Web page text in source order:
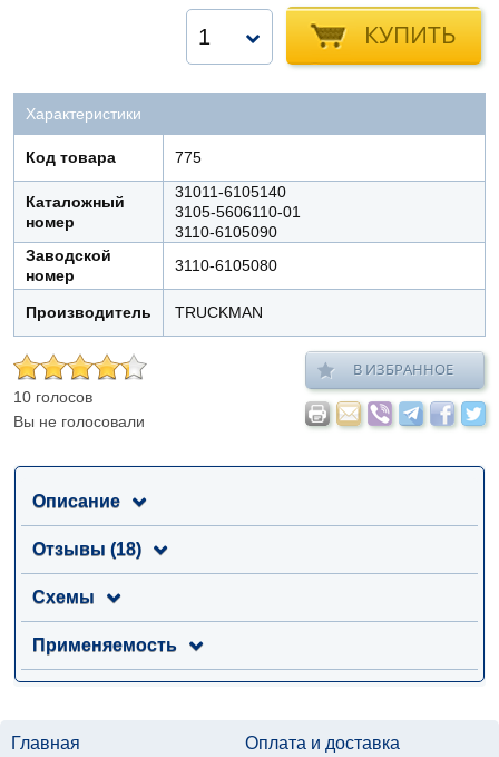
КУПИТЬ
1
Характеристики
Код товара 775
Каталожный
номер
31011-6105140
3105-5606110-01
3110-6105090
Заводской
номер
3110-6105080
Производитель TRUCKMAN
10 голосов
Вы не голосовали
В ИЗБРАННОЕ
Описание
Отзывы (18)
Схемы
Применяемость
Главная Оплата и доставка